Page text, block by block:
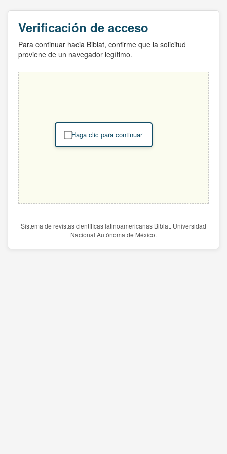
Verificación de acceso
Para continuar hacia Biblat, confirme que la solicitud
proviene de un navegador legítimo.
Haga clic para continuar
Sistema de revistas científicas latinoamericanas Biblat. Universidad
Nacional Autónoma de México.